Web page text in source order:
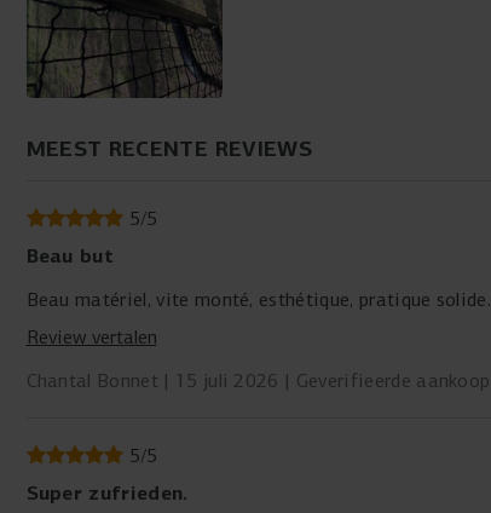
MEEST RECENTE REVIEWS
5/5
Beau but
Beau matériel, vite monté, esthétique, pratique solide.
Review vertalen
Chantal Bonnet
15 juli 2026 Geverifieerde aankoop
5/5
Super zufrieden.